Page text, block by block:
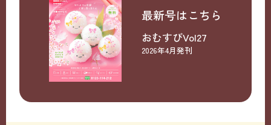
最新号はこちら
おむすびVol27
2026年4月発刊